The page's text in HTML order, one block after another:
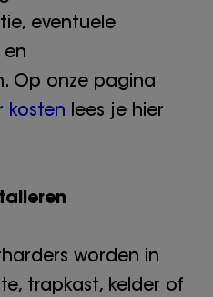
eventuele
Op onze pagina
kosten lees je hier
worden in
trapkast, kelder of